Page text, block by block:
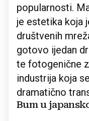
popularnosti.
je estetika koja
društvenih
gotovo ijedan
te fotogenične
industrija koja
dramatično
Bum u